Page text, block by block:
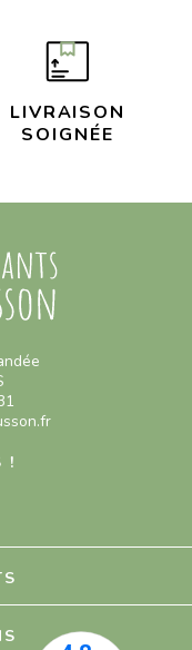
LIVRAISON
SOIGNÉE
!